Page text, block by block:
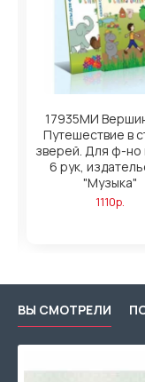
17935МИ
Путешествие в
зверей. Для ф-но
6 рук,
"Музыка"
1110р.
ВЫ СМОТРЕЛИ